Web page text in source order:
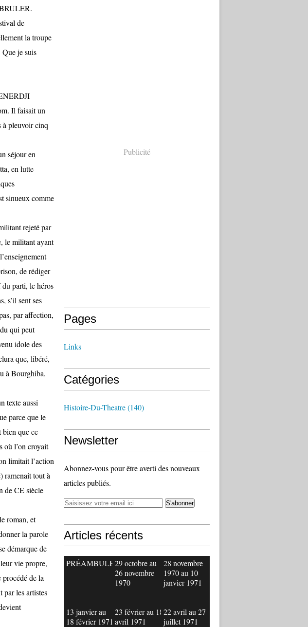
de
la troupe
Que je suis
Il faisait un
à pleuvoir cinq
séjour en
en lutte
sinueux comme
rejeté par
le militant ayant
de rédiger
parti, le héros
s’il sent ses
par affection,
qui peut
idole des
que, libéré,
à Bourghiba,
texte aussi
parce que le
bien que ce
où l’on croyait
limitait l’action
ramenait tout à
de CE siècle
roman, et
la parole
démarque de
vie propre,
de la
par les artistes
Publicité
Pages
Links
Catégories
Histoire-Du-Theatre(140)
Newsletter
Abonnez-vous pour être averti des nouveaux
articles publiés.
Articles récents
PRÉAMBULE 29 octobre au
26 novembre
1970
28 novembre
1970 au 10
janvier 1971
13 janvier au
18 février 1971
23 février au 18
avril 1971
22 avril au 27
juillet 1971